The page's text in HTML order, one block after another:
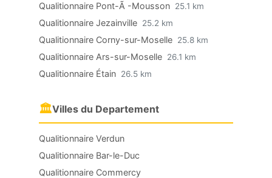
Qualitionnaire Pont-Ã -Mousson 25.1 km
Qualitionnaire Jezainville 25.2 km
Qualitionnaire Corny-sur-Moselle 25.8 km
Qualitionnaire Ars-sur-Moselle 26.1 km
Qualitionnaire Étain 26.5 km
🏛Villes du Departement
Qualitionnaire Verdun
Qualitionnaire Bar-le-Duc
Qualitionnaire Commercy